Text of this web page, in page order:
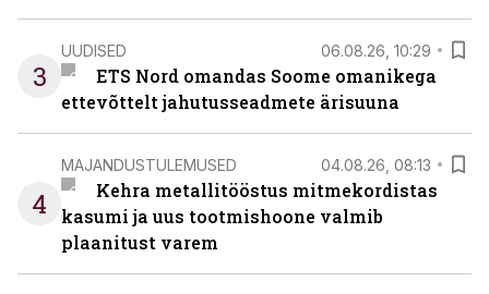
3
UUDISED 06.08.26, 10:29
ETS Nord omandas Soome omanikega
ettevõttelt jahutusseadmete ärisuuna
4
MAJANDUSTULEMUSED 04.08.26, 08:13
Kehra metallitööstus mitmekordistas
kasumi ja uus tootmishoone valmib
plaanitust varem